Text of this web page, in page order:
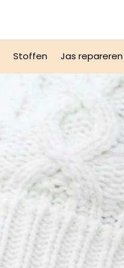
Stoffen Jas repareren